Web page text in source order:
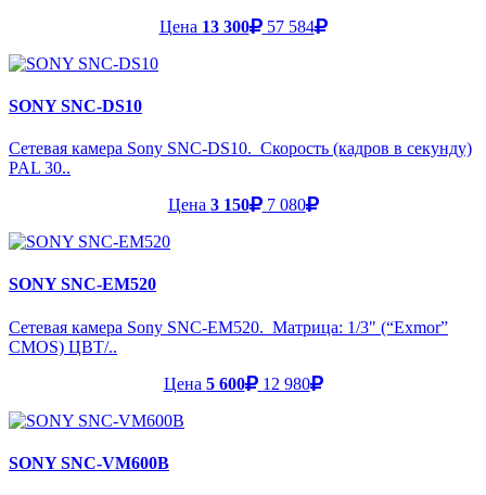
Цена 13 300 57 584
SONY SNC-DS10
Сетевая камера Sony SNC-DS10. Скорость (кадров в секунду)
PAL 30..
Цена 3 150 7 080
SONY SNC-EM520
Сетевая камера Sony SNC-EM520. Матрица: 1/3" (“Exmor”
CMOS) ЦВТ/..
Цена 5 600 12 980
SONY SNC-VM600B